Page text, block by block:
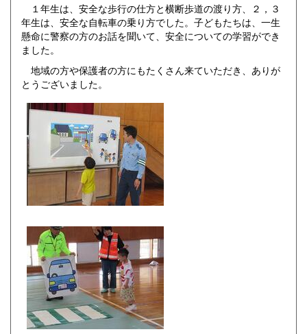
１年生は、安全な歩行の仕方と横断歩道の渡り方、２，３
年生は、安全な自転車の乗り方でした。子どもたちは、一生
懸命に警察の方のお話を聞いて、安全についての学習ができ
ました。
地域の方や保護者の方にもたくさん来ていただき、ありが
とうございました。